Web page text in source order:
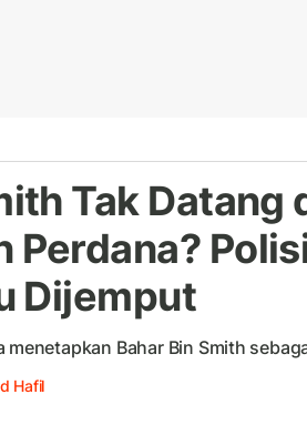
Tak Datang
Perdana?
Dijemput
menetapkan Bahar Bin Smith
Hafil